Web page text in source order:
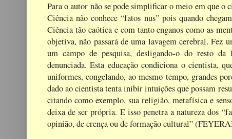
Para o autor não se pode simplificar o meio em que o
Ciência não conhece “fatos nus” pois quando
Ciência tão caótica e com tanto enganos como as
objetiva, não passará de uma lavagem cerebral.
um campo de pesquisa, desligando-o do resto
denunciada. Esta educação condiciona o cientista,
uniformes, congelando, ao mesmo tempo, grandes
dado ao cientista tenta inibir intuições que possam
citando como exemplo, sua religião, metafísica e
deixa de ser própria. E isso penetra a natureza dos
opinião, de crença ou de formação cultural”